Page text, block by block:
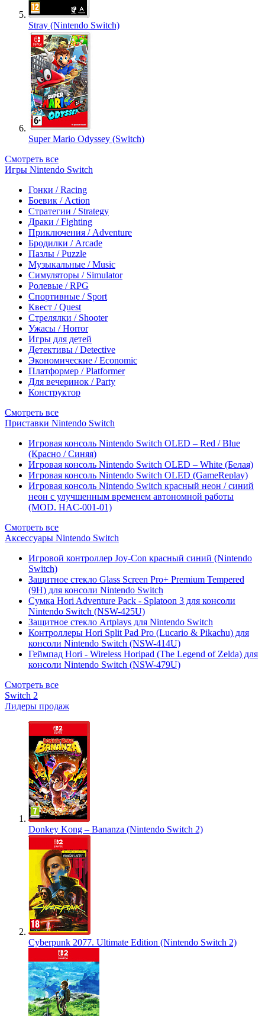
Stray (Nintendo Switch)
Super Mario Odyssey (Switch)
Смотреть все
Игры Nintendo Switch
Гонки / Racing
Боевик / Action
Стратегии / Strategy
Драки / Fighting
Приключения / Adventure
Бродилки / Arcade
Пазлы / Puzzle
Музыкальные / Music
Симуляторы / Simulator
Ролевые / RPG
Спортивные / Sport
Квест / Quest
Стрелялки / Shooter
Ужасы / Horror
Игры для детей
Детективы / Detective
Экономические / Economic
Платформер / Platformer
Для вечеринок / Party
Конструктор
Смотреть все
Приставки Nintendo Switch
Игровая консоль Nintendo Switch OLED – Red / Blue
(Красно / Синяя)
Игровая консоль Nintendo Switch OLED – White (Белая)
Игровая консоль Nintendo Switch OLED (GameReplay)
Игровая консоль Nintendo Switch красный неон / синий
неон с улучшенным временем автономной работы
(MOD. HAC-001-01)
Смотреть все
Аксессуары Nintendo Switch
Игровой контроллер Joy-Con красный синий (Nintendo
Switch)
Защитное стекло Glass Screen Pro+ Premium Tempered
(9H) для консоли Nintendo Switch
Сумка Hori Adventure Pack - Splatoon 3 для консоли
Nintendo Switch (NSW-425U)
Защитное стекло Artplays для Nintendo Switch
Контроллеры Hori Split Pad Pro (Lucario & Pikachu) для
консоли Nintendo Switch (NSW-414U)
Геймпад Hori - Wireless Horipad (The Legend of Zelda) для
консоли Nintendo Switch (NSW-479U)
Смотреть все
Switch 2
Лидеры продаж
Donkey Kong – Bananza (Nintendo Switch 2)
Cyberpunk 2077. Ultimate Edition (Nintendo Switch 2)